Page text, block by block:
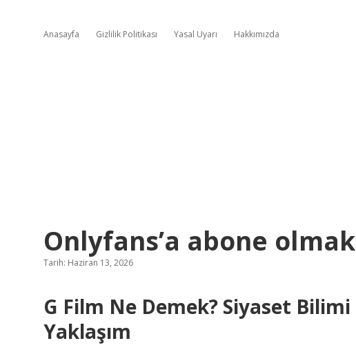
Anasayfa Gizlilik Politikası Yasal Uyarı Hakkımızda
Onlyfans’a abone
Tarih: Haziran 13, 2026
G Film Ne Demek? Siyaset
Yaklaşım